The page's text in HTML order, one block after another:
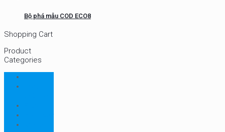
Bộ phá mẫu COD ECO8
Shopping Cart
Product
Categories